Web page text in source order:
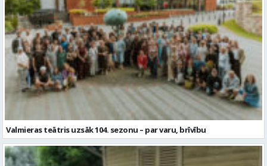
Valmieras teātris uzsāk 104. sezonu – par varu, brīvību